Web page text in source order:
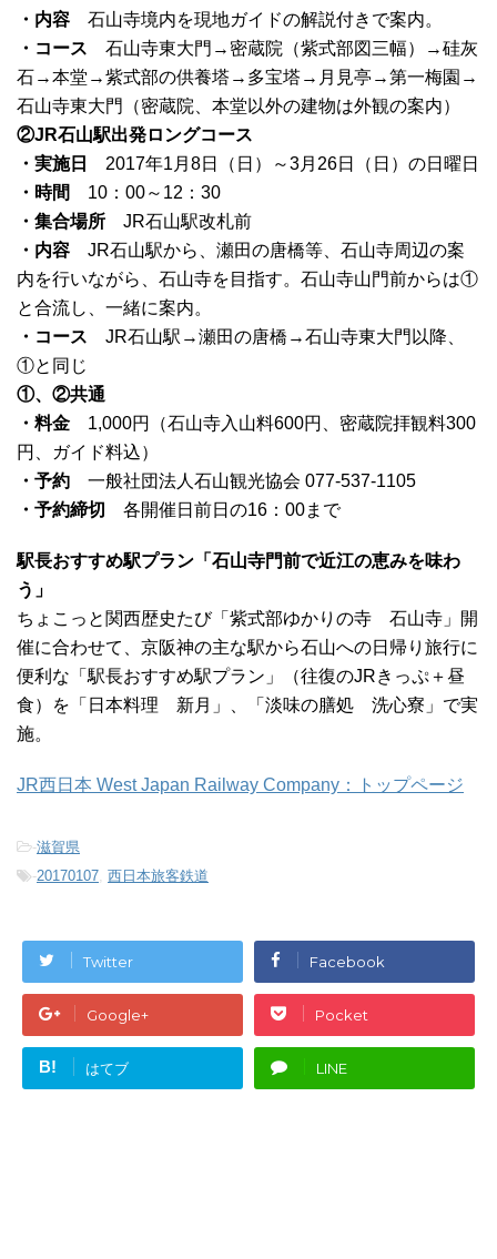
・内容 石山寺境内を現地ガイドの解説付きで案内。
・コース 石山寺東大門→密蔵院（紫式部図三幅）→硅灰
石→本堂→紫式部の供養塔→多宝塔→月見亭→第一梅園→
石山寺東大門（密蔵院、本堂以外の建物は外観の案内）
②JR石山駅出発ロングコース
・実施日
2017年1月8日（日）～3月26日（日）の日曜日
・時間
10：00～12：30
・集合場所 JR石山駅改札前
・内容 JR石山駅から、瀬田の唐橋等、石山寺周辺の案
内を行いながら、石山寺を目指す。石山寺山門前からは①
と合流し、一緒に案内。
・コース JR石山駅→瀬田の唐橋→石山寺東大門以降、
①と同じ
①、②共通
・料金 1,000円（石山寺入山料600円、密蔵院拝観料300
円、ガイド料込）
・予約 一般社団法人石山観光協会 077-537-1105
・予約締切
各開催日前日の16：00まで
駅長おすすめ駅プラン「石山寺門前で近江の恵みを味わ
う」
ちょこっと関西歴史たび「紫式部ゆかりの寺 石山寺」開
催に合わせて、京阪神の主な駅から石山への日帰り旅行に
便利な「駅長おすすめ駅プラン」（往復のJRきっぷ＋昼
食）を「日本料理 新月」、「淡味の膳処 洗心寮」で実
施。
JR西日本 West Japan Railway Company：トップページ
-滋賀県
-20170107, 西日本旅客鉄道
Twitter Facebook
Google+ Pocket
B! はてブ LINE